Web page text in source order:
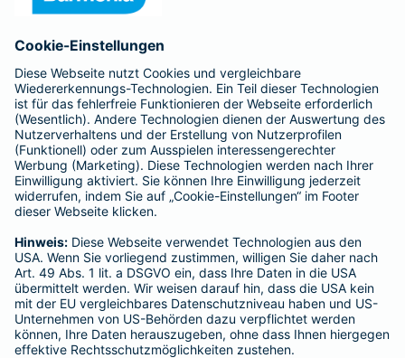
Barmenia ist Teil der BarmeniaGothaer
BELIEBTE SEITEN
Kranken-Zusatzversicherung
Tierversicherungen
Haftpflichtversicherung
Hausratversicherung
Adresse ändern
Schaden melden
Kilometerstandsmeldung
Serviceübersicht